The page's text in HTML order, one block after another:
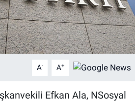
A- A+
Efkan Ala, NSosyal